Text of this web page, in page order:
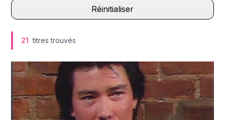
Réinitialiser
21 titres trouvés